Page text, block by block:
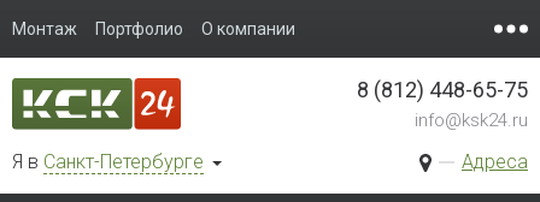
Монтаж Портфолио О компании
Я в Санкт-Петербурге Адреса
8 (812) 448-65-75
info@ksk24.ru